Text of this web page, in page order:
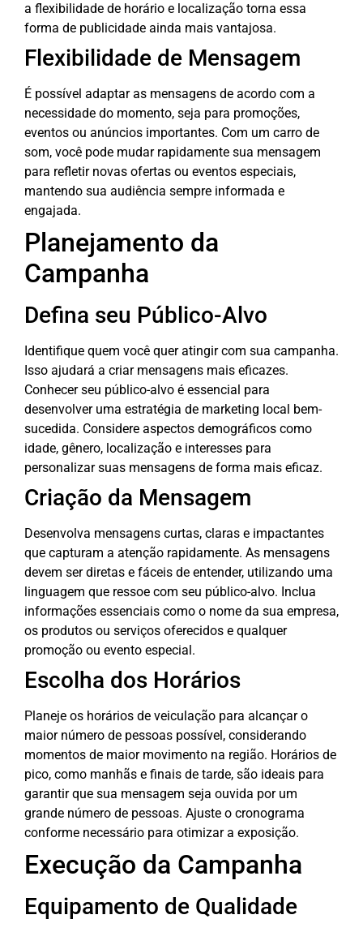
a flexibilidade de horário e localização torna essa
forma de publicidade ainda mais vantajosa.
Flexibilidade de Mensagem
É possível adaptar as mensagens de acordo com a
necessidade do momento, seja para promoções,
eventos ou anúncios importantes. Com um carro de
som, você pode mudar rapidamente sua mensagem
para refletir novas ofertas ou eventos especiais,
mantendo sua audiência sempre informada e
engajada.
Planejamento da
Campanha
Defina seu Público-Alvo
Identifique quem você quer atingir com sua campanha.
Isso ajudará a criar mensagens mais eficazes.
Conhecer seu público-alvo é essencial para
desenvolver uma estratégia de marketing local bem-
sucedida. Considere aspectos demográficos como
idade, gênero, localização e interesses para
personalizar suas mensagens de forma mais eficaz.
Criação da Mensagem
Desenvolva mensagens curtas, claras e impactantes
que capturam a atenção rapidamente. As mensagens
devem ser diretas e fáceis de entender, utilizando uma
linguagem que ressoe com seu público-alvo. Inclua
informações essenciais como o nome da sua empresa,
os produtos ou serviços oferecidos e qualquer
promoção ou evento especial.
Escolha dos Horários
Planeje os horários de veiculação para alcançar o
maior número de pessoas possível, considerando
momentos de maior movimento na região. Horários de
pico, como manhãs e finais de tarde, são ideais para
garantir que sua mensagem seja ouvida por um
grande número de pessoas. Ajuste o cronograma
conforme necessário para otimizar a exposição.
Execução da Campanha
Equipamento de Qualidade